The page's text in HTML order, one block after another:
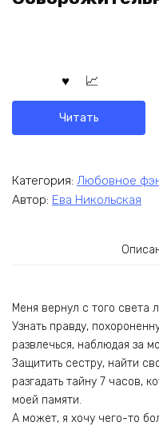
Читать
Категория: Любовное
Автор: Ева Никольская
Меня вернул с того света
Узнать правду,
развлечься, наблюдая за
Защитить сестру, найти
разгадать тайну 7 часов,
моей памяти.
А может, я хочу чего-то